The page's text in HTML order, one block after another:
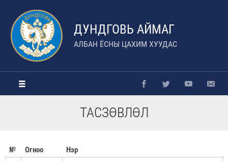
ДУНДГОВЬ АЙМАГ
АЛБАН ЁСНЫ ЦАХИМ ХУУДАС
ТАСЗӨВЛӨЛ
№ Огноо Нэр